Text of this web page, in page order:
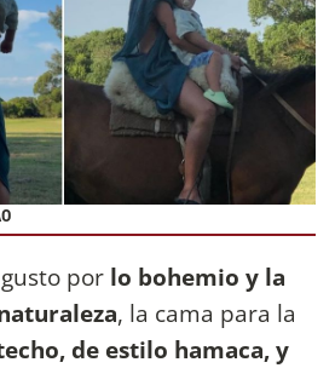
por lo bohemio y la
, la cama para la
de estilo hamaca, y